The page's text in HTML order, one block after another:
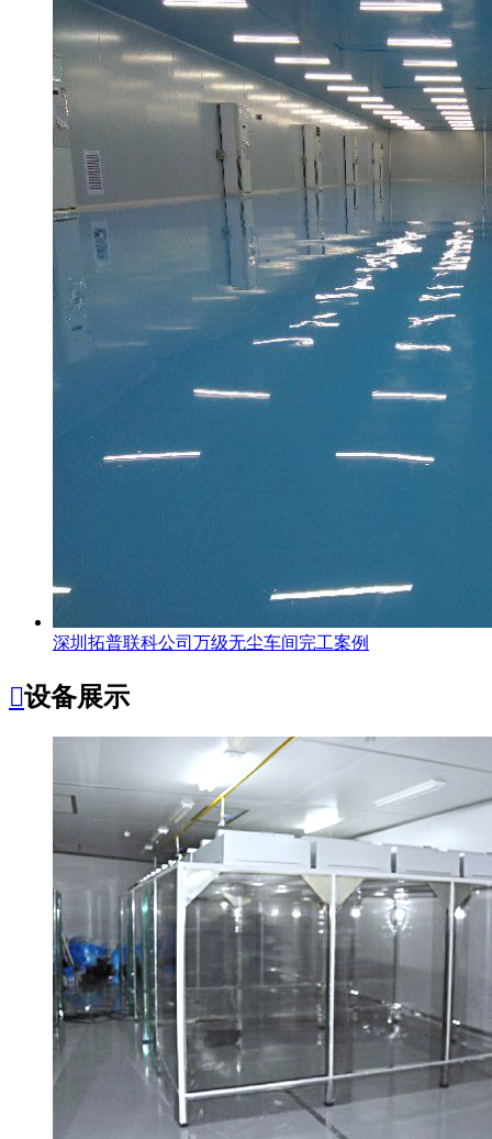
深圳拓普联科公司万级无尘车间完工案例
设备展示